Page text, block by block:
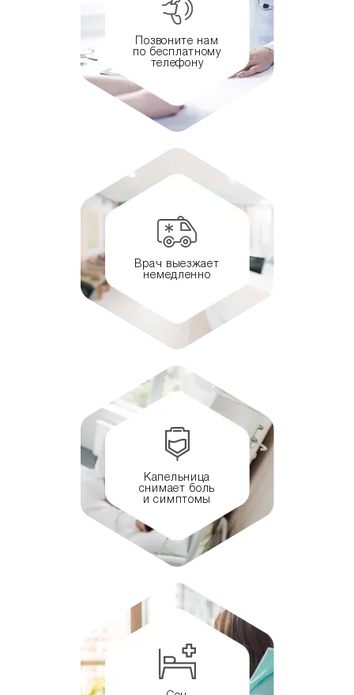
Позвоните нам
по бесплатному
телефону
Врач выезжает
немедленно
Капельница
снимает боль
и симптомы